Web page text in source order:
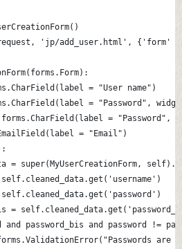
'jp/add_user.html', {'form'
= "User name")
= "Password",
= "Password",
= "Email")
= super(MyUserCreationForm,
=
and password_bis and password !=
are